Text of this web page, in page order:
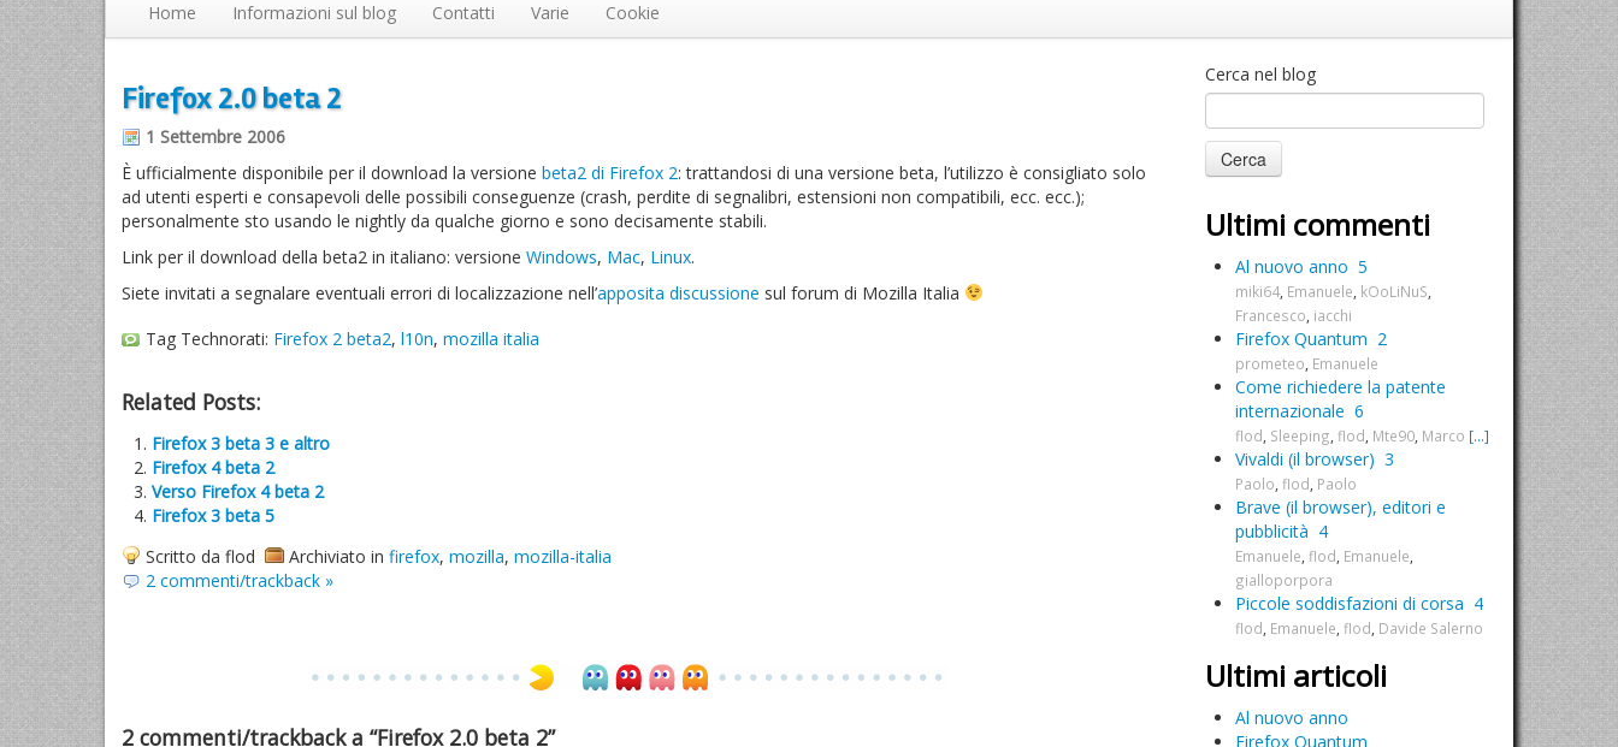
Home Informazioni sul blog Contatti Varie Cookie
Firefox 2.0 beta 2
1 Settembre 2006
È ufficialmente disponibile per il download la versione beta2 di Firefox 2: trattandosi di una versione beta, l’utilizzo è consigliato solo
ad utenti esperti e consapevoli delle possibili conseguenze (crash, perdite di segnalibri, estensioni non compatibili, ecc. ecc.);
personalmente sto usando le nightly da qualche giorno e sono decisamente stabili.
Link per il download della beta2 in italiano: versione Windows, Mac, Linux.
Siete invitati a segnalare eventuali errori di localizzazione nell’apposita discussione sul forum di Mozilla Italia
Tag Technorati: Firefox 2 beta2, l10n, mozilla italia
Related Posts:
Firefox 3 beta 3 e altro
Firefox 4 beta 2
Verso Firefox 4 beta 2
Firefox 3 beta 5
Scritto da flod
Archiviato in firefox, mozilla, mozilla-italia
2 commenti/trackback »
2 commenti/trackback a “Firefox 2.0 beta 2”
Cerca nel blog
Ultimi commenti
Al nuovo anno 5
miki64 Emanuele kOoLiNuS
Francesco iacchi
Firefox Quantum 2
prometeo Emanuele
Come richiedere la patente
internazionale 6
flod Sleeping flod Mte90 Marco [...]
Vivaldi (il browser) 3
Paolo flod Paolo
Brave (il browser), editori e
pubblicità 4
Emanuele flod Emanuele
gialloporpora
Piccole soddisfazioni di corsa 4
flod Emanuele flod Davide Salerno
Ultimi articoli
Al nuovo anno
Firefox Quantum